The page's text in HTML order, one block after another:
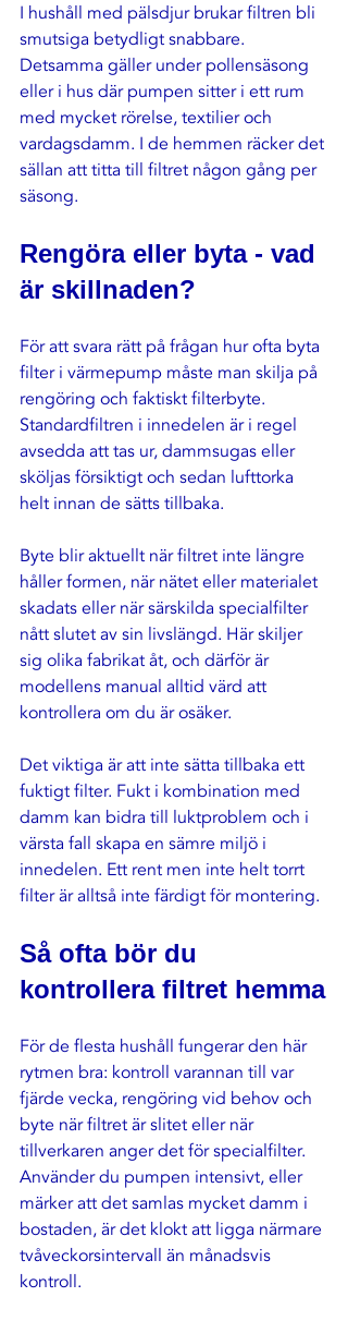
I hushåll med pälsdjur brukar filtren bli
smutsiga betydligt snabbare.
Detsamma gäller under pollensäsong
eller i hus där pumpen sitter i ett rum
med mycket rörelse, textilier och
vardagsdamm. I de hemmen räcker det
sällan att titta till filtret någon gång per
säsong.
Rengöra eller byta - vad
är skillnaden?
För att svara rätt på frågan hur ofta byta
filter i värmepump måste man skilja på
rengöring och faktiskt filterbyte.
Standardfiltren i innedelen är i regel
avsedda att tas ur, dammsugas eller
sköljas försiktigt och sedan lufttorka
helt innan de sätts tillbaka.
Byte blir aktuellt när filtret inte längre
håller formen, när nätet eller materialet
skadats eller när särskilda specialfilter
nått slutet av sin livslängd. Här skiljer
sig olika fabrikat åt, och därför är
modellens manual alltid värd att
kontrollera om du är osäker.
Det viktiga är att inte sätta tillbaka ett
fuktigt filter. Fukt i kombination med
damm kan bidra till luktproblem och i
värsta fall skapa en sämre miljö i
innedelen. Ett rent men inte helt torrt
filter är alltså inte färdigt för montering.
Så ofta bör du
kontrollera filtret hemma
För de flesta hushåll fungerar den här
rytmen bra: kontroll varannan till var
fjärde vecka, rengöring vid behov och
byte när filtret är slitet eller när
tillverkaren anger det för specialfilter.
Använder du pumpen intensivt, eller
märker att det samlas mycket damm i
bostaden, är det klokt att ligga närmare
tvåveckorsintervall än månadsvis
kontroll.